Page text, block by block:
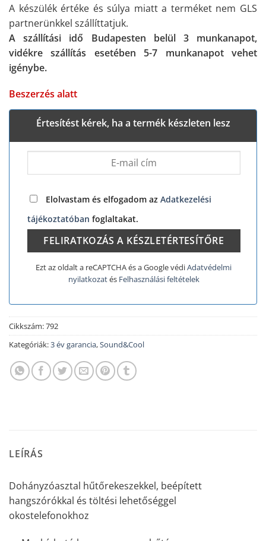
A készülék értéke és súlya miatt a terméket nem GLS
partnerünkkel szállíttatjuk.
A szállítási idő Budapesten belül 3 munkanapot,
vidékre szállítás esetében 5-7 munkanapot vehet
igénybe.
Beszerzés alatt
Értesítést kérek, ha a termék készleten lesz
Elolvastam és elfogadom az Adatkezelési
tájékoztatóban foglaltakat.
Ezt az oldalt a reCAPTCHA és a Google védiAdatvédelmi
nyilatkozatés Felhasználási feltételek
Cikkszám:792
Kategóriák:3 év garancia,Sound&Cool
LEÍRÁS
Dohányzóasztal hűtőrekeszekkel, beépített
hangszórókkal és töltési lehetőséggel
okostelefonokhoz